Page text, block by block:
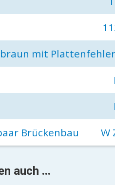
mit Plattenfehler
Brückenbau
W
auch ...